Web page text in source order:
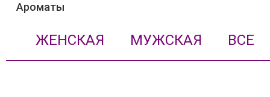
Ароматы
ЖЕНСКАЯ МУЖСКАЯ ВСЕ